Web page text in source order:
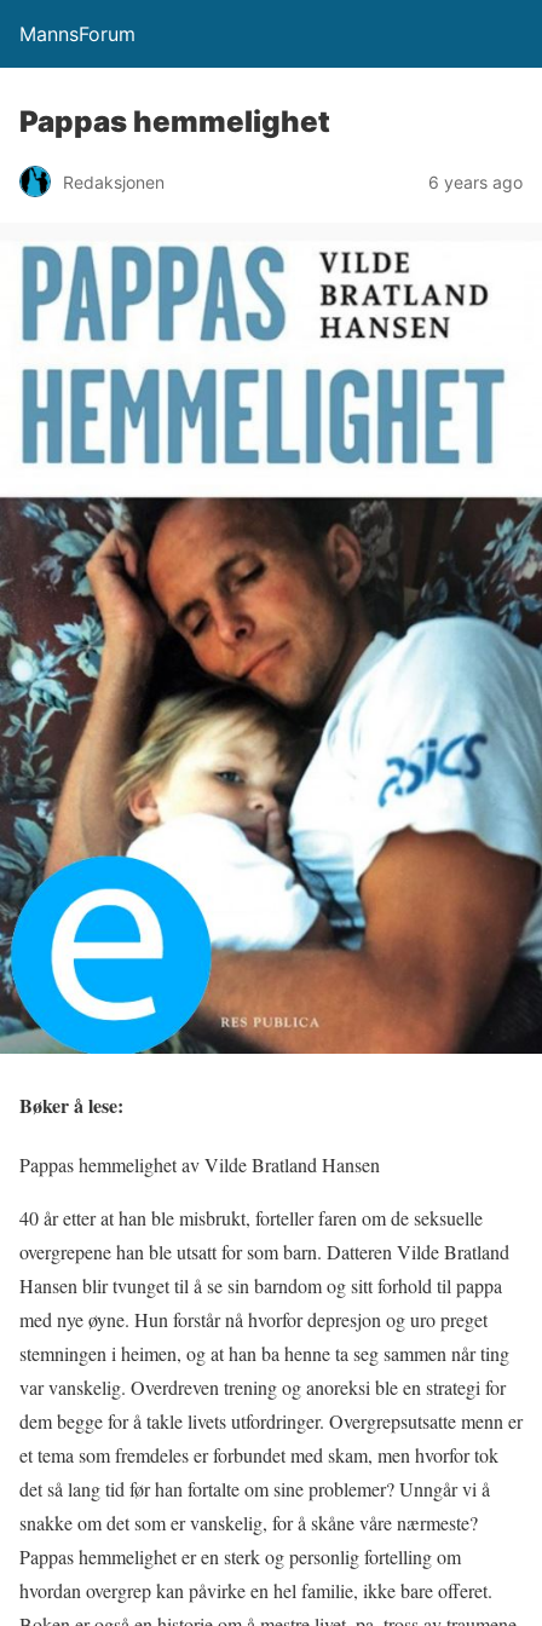
MannsForum
Pappas hemmelighet
Redaksjonen 6 years ago
Bøker å lese:
Pappas hemmelighet av Vilde Bratland Hansen
40 år etter at han ble misbrukt, forteller faren om de seksuelle
overgrepene han ble utsatt for som barn. Datteren Vilde Bratland
Hansen blir tvunget til å se sin barndom og sitt forhold til pappa
med nye øyne. Hun forstår nå hvorfor depresjon og uro preget
stemningen i heimen, og at han ba henne ta seg sammen når ting
var vanskelig. Overdreven trening og anoreksi ble en strategi for
dem begge for å takle livets utfordringer. Overgrepsutsatte menn er
et tema som fremdeles er forbundet med skam, men hvorfor tok
det så lang tid før han fortalte om sine problemer? Unngår vi å
snakke om det som er vanskelig, for å skåne våre nærmeste?
Pappas hemmelighet er en sterk og personlig fortelling om
hvordan overgrep kan påvirke en hel familie, ikke bare offeret.